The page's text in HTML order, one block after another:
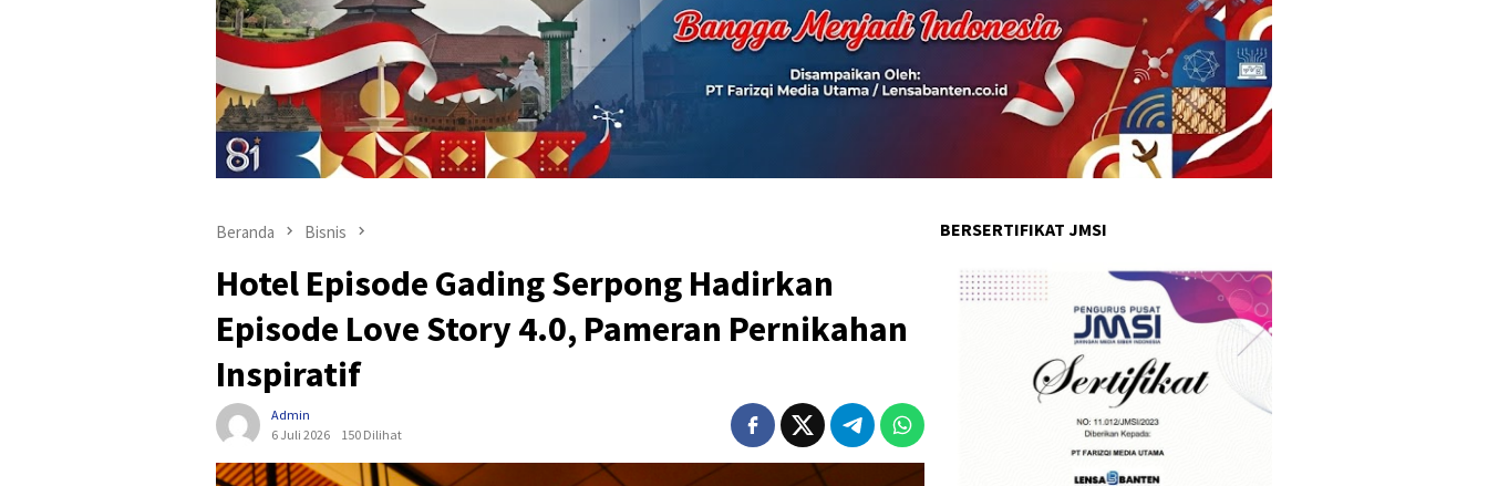
Beranda Bisnis
Hotel Episode Gading Serpong Hadirkan
Episode Love Story 4.0, Pameran Pernikahan
Inspiratif
Admin
6 Juli 2026
150 Dilihat
BERSERTIFIKAT JMSI